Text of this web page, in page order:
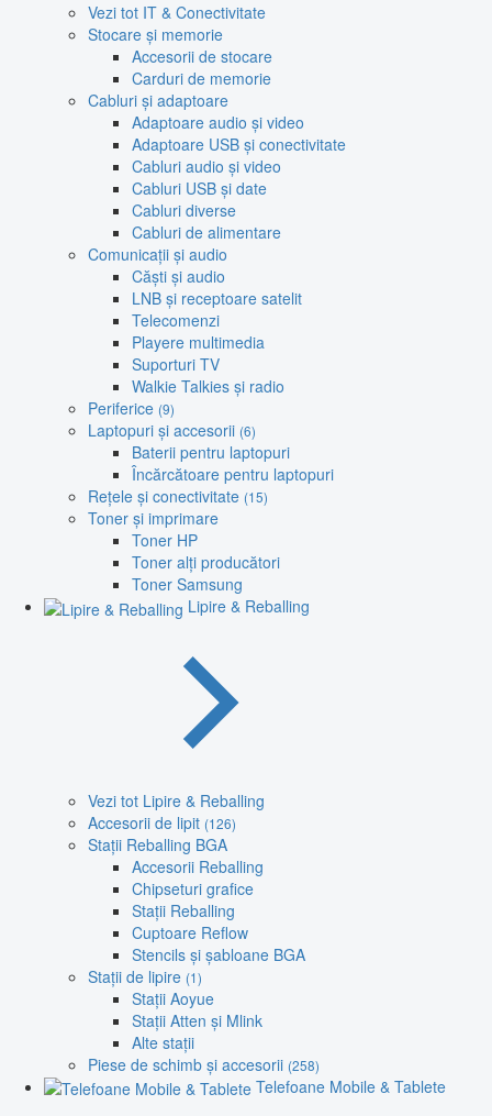
Vezi tot IT & Conectivitate
Stocare și memorie
Accesorii de stocare
Carduri de memorie
Cabluri și adaptoare
Adaptoare audio și video
Adaptoare USB și conectivitate
Cabluri audio și video
Cabluri USB și date
Cabluri diverse
Cabluri de alimentare
Comunicații și audio
Căști și audio
LNB și receptoare satelit
Telecomenzi
Playere multimedia
Suporturi TV
Walkie Talkies și radio
Periferice (9)
Laptopuri și accesorii (6)
Baterii pentru laptopuri
Încărcătoare pentru laptopuri
Rețele și conectivitate (15)
Toner și imprimare
Toner HP
Toner alți producători
Toner Samsung
Lipire & Reballing
Vezi tot Lipire & Reballing
Accesorii de lipit (126)
Stații Reballing BGA
Accesorii Reballing
Chipseturi grafice
Stații Reballing
Cuptoare Reflow
Stencils și șabloane BGA
Stații de lipire (1)
Stații Aoyue
Stații Atten și Mlink
Alte stații
Piese de schimb și accesorii (258)
Telefoane Mobile & Tablete